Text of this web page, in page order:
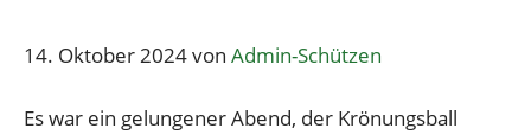
14. Oktober 2024von Admin-Schützen
Es war ein gelungener Abend, der Krönungsball